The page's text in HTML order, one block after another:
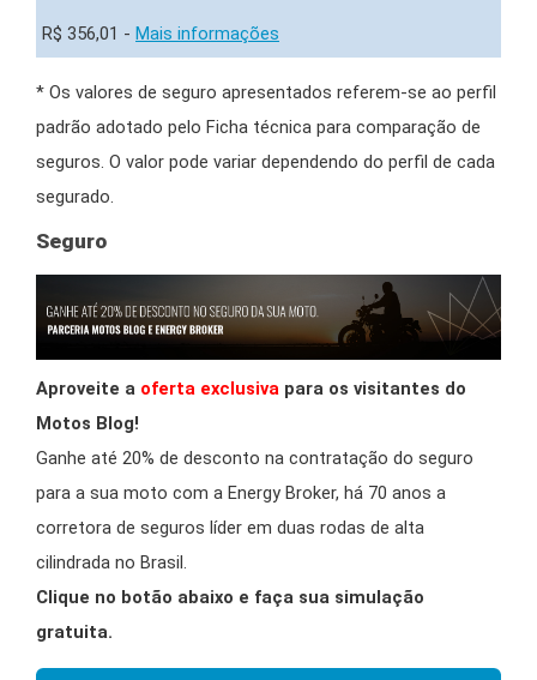
R$ 356,01 - Mais informações
* Os valores de seguro apresentados referem-se ao perfil
padrão adotado pelo Ficha técnica para comparação de
seguros. O valor pode variar dependendo do perfil de cada
segurado.
Seguro
Aproveite a oferta exclusiva para os visitantes do
Motos Blog!
Ganhe até 20% de desconto na contratação do seguro
para a sua moto com a Energy Broker, há 70 anos a
corretora de seguros líder em duas rodas de alta
cilindrada no Brasil.
Clique no botão abaixo e faça sua simulação
gratuita.